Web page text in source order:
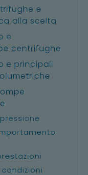
e
alla scelta
e
centrifughe
e principali